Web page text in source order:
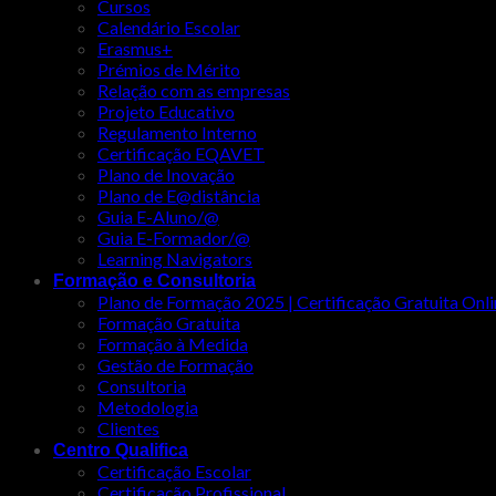
Cursos
Calendário Escolar
Erasmus+
Prémios de Mérito
Relação com as empresas
Projeto Educativo
Regulamento Interno
Certificação EQAVET
Plano de Inovação
Plano de E@distância
Guia E-Aluno/@
Guia E-Formador/@
Learning Navigators
Formação e Consultoria
Plano de Formação 2025 | Certificação Gratuita
Formação Gratuita
Formação à Medida
Gestão de Formação
Consultoria
Metodologia
Clientes
Centro Qualifica
Certificação Escolar